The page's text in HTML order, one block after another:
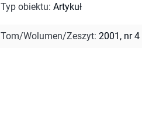
Typ obiektu: Artykuł
Tom/Wolumen/Zeszyt: 2001, nr 4